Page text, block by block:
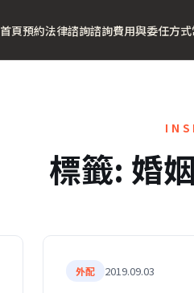
首頁預約法律諮詢諮詢費用與委任方式
標籤: 婚
外配 2019.09.03